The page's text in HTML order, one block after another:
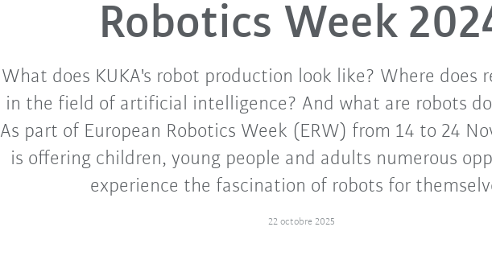
Robotics Week
What does KUKA's robot production look like? Where does
in the field of artificial intelligence? And what are robots
As part of European Robotics Week (ERW) from 14 to 24
is offering children, young people and adults numerous
experience the fascination of robots for
22 octobre 2025